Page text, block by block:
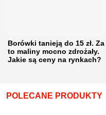
Borówki tanieją do 15 zł. Za
to maliny mocno zdrożały.
Jakie są ceny na rynkach?
POLECANE PRODUKTY